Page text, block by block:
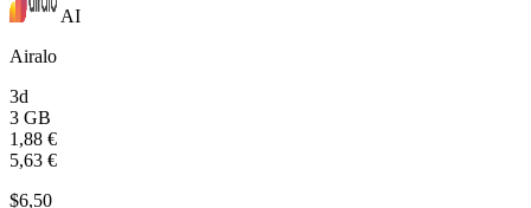
AI
Airalo
3d
3 GB
1,88 €
5,63 €
$6,50